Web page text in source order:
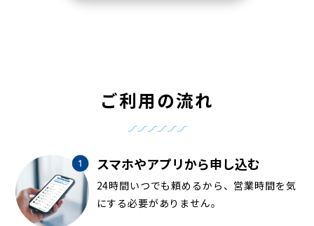
ご利用の流れ
スマホやアプリから申し込む
24時間いつでも頼めるから、営業時間を気
にする必要がありません。